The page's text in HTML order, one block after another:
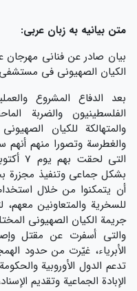
متن بیانیه به زبان عربی:
بيان صادر عن فناني مهرجان
الكيان الصهيوني في مستشفى
بعد الدفاع المشروع
الفلسطينيون والضربة
والمتهالكة للكيان
والغطرسة وتصورا منهم أنهم
بشكل جماعي وتنفيذ مجزرة
أن يتمكنوا من خلال استخدام
للسخرية والمتعاونين معهم،
جريمة الكيان الصهيوني
والتي أسفرت عن مقتل
الأبرياء، غيّرت من حدود
تدعم الدول الأوروبية
الإبادة الجماعية وتقديم